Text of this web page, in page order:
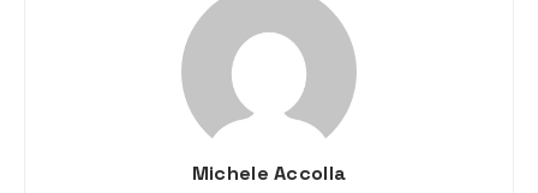
Michele Accolla